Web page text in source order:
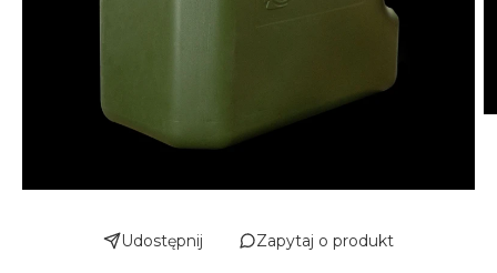
Udostępnij Zapytaj o produkt